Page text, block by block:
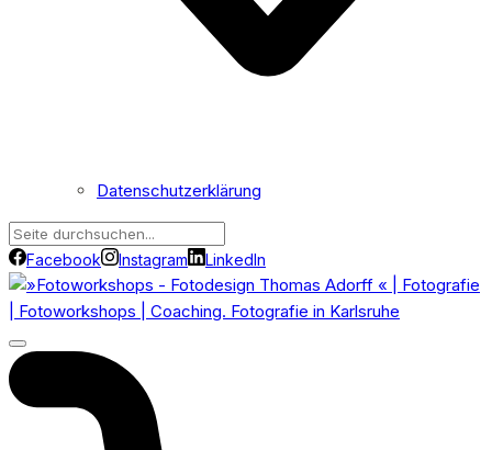
Datenschutzerklärung
Facebook Instagram LinkedIn